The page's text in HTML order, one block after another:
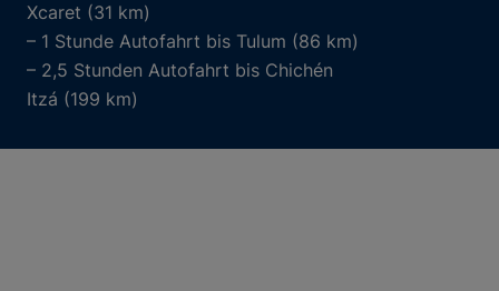
Xcaret (31 km)
– 1 Stunde Autofahrt bis Tulum (86 km)
– 2,5 Stunden Autofahrt bis Chichén
Itzá (199 km)